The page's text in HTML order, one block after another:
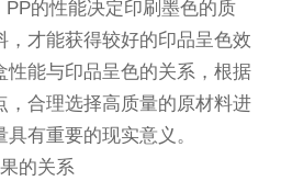
的性能决定印刷墨色的质
，才能获得较好的印品呈色效
性能与印品呈色的关系，根据
，合理选择高质量的原材料进
有重要的现实意义。
的关系